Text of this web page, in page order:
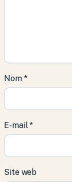
Nom *
E-mail*
Site web